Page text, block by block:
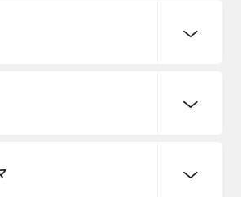
継ぎ支援
人材確保
半島地震関連